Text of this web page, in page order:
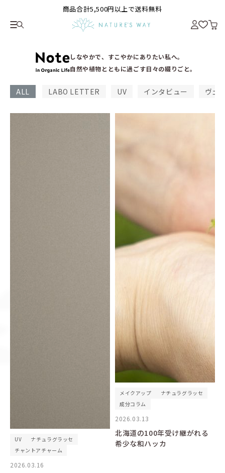
商品合計5,500円以上で送料無料
しなやかで、すこやかにありたい私へ。
自然や植物とともに過ごす日々の綴りごと。
ALL LABO LETTER UV インタビュー ヴェ
UV
ナチュラグラッセ
チャントアチャーム
2026.03.16
メイクアップ
ナチュラグラッセ
成分コラム
2026.03.13
北海道の100年受け継がれる
希少な和ハッカ